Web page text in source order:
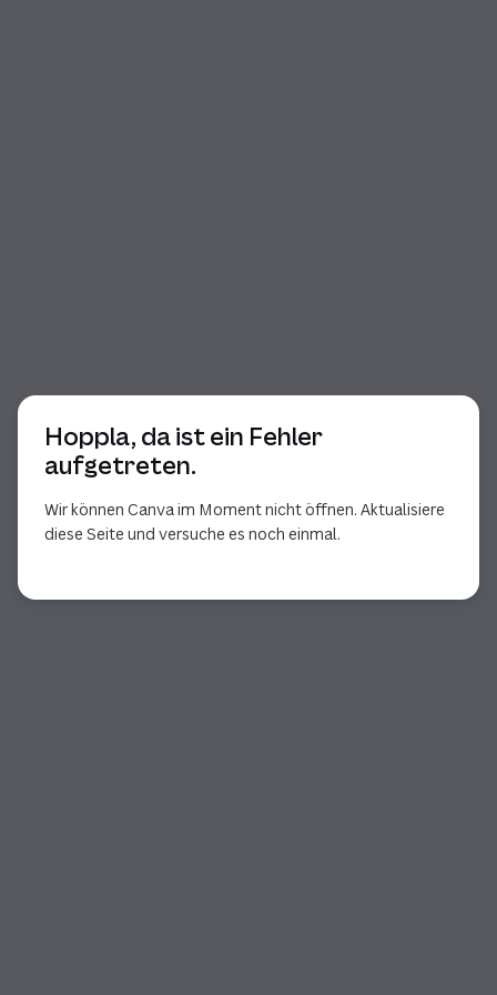
Hoppla, da ist ein Fehler
aufgetreten.
Wir können Canva im Moment nicht öffnen. Aktualisiere
diese Seite und versuche es noch einmal.